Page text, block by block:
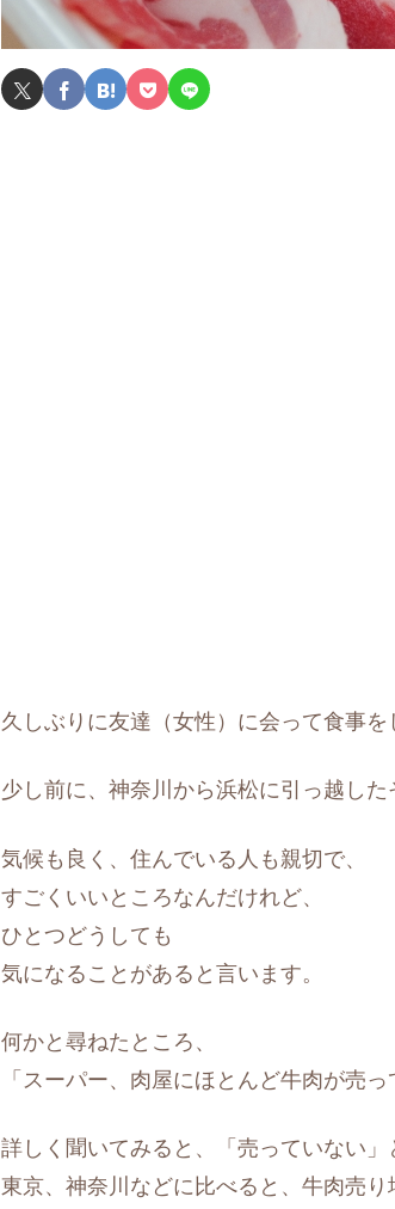
久しぶりに友達（女性）に会って食事を
少し前に、神奈川から浜松に引っ越した
気候も良く、住んでいる人も親切で、
すごくいいところなんだけれど、
ひとつどうしても
気になることがあると言います。
何かと尋ねたところ、
「スーパー、肉屋にほとんど牛肉が売っ
詳しく聞いてみると、「売っていない」
東京、神奈川などに比べると、牛肉売り